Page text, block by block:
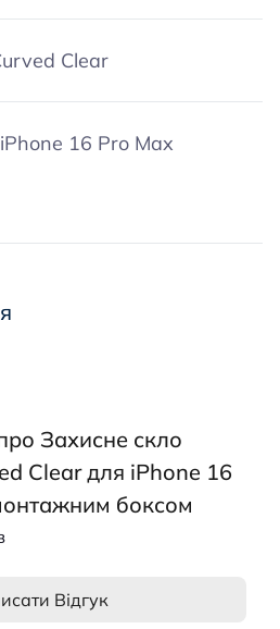
Clear
16 Pro Max
Захисне скло
Clear для iPhone 16
боксом
Відгук